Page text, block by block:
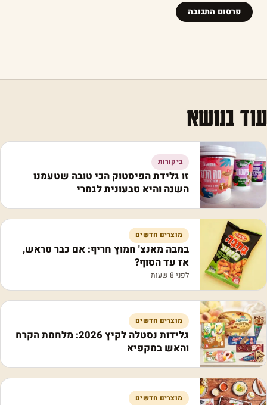
עוד בנושא
ביקורות
זו גלידת הפיסטוק הכי טובה שטעמנו
השנה והיא טבעונית לגמרי
מוצרים חדשים
במבה מאנצ' חמוץ חריף: אם כבר טראש,
אז עד הסוף?
לפני 8 שעות
מוצרים חדשים
גלידות נסטלה לקיץ 2026: מלחמת הקרח
והאש במקפיא
מוצרים חדשים